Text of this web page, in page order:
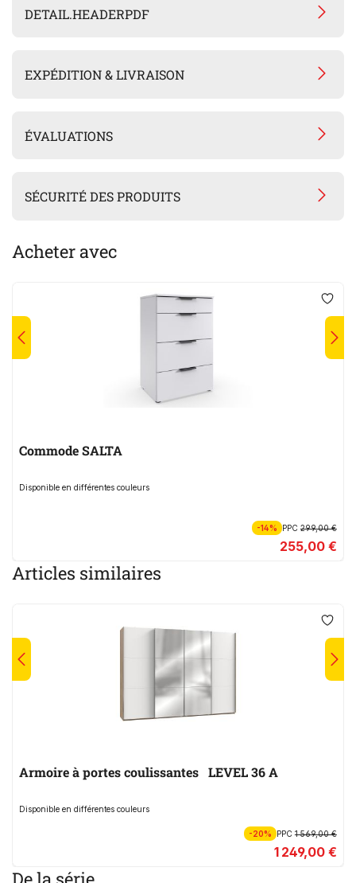
DETAIL.HEADERPDF
EXPÉDITION & LIVRAISON
ÉVALUATIONS
SÉCURITÉ DES PRODUITS
Acheter avec
Commode SALTA
Disponible en différentes couleurs
-14% PPC299,00 €
255,00 €
Articles similaires
Armoire à portes coulissantes LEVEL 36 A
Disponible en différentes couleurs
-20% PPC1 569,00 €
1 249,00 €